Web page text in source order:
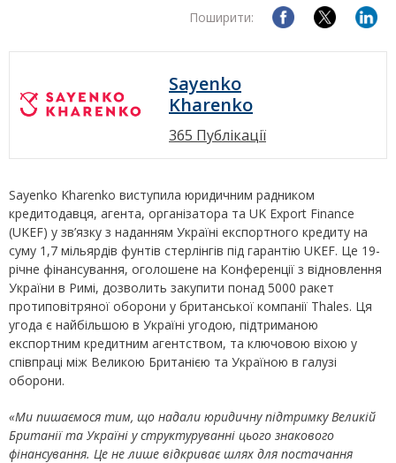
Поширити:
Sayenko
Kharenko
365 Публікації
Sayenko Kharenko виступила юридичним радником
кредитодавця, агента, організатора та UK Export Finance
(UKEF) у зв’язку з наданням Україні експортного кредиту на
суму 1,7 мільярдів фунтів стерлінгів під гарантію UKEF. Це 19-
річне фінансування, оголошене на Конференції з відновлення
України в Римі, дозволить закупити понад 5000 ракет
протиповітряної оборони у британської компанії Thales. Ця
угода є найбільшою в Україні угодою, підтриманою
експортним кредитним агентством, та ключовою віхою у
співпраці між Великою Британією та Україною в галузі
оборони.
«Ми пишаємося тим, що надали юридичну підтримку Великій
Британії та Україні у структуруванні цього знакового
фінансування. Це не лише відкриває шлях для постачання